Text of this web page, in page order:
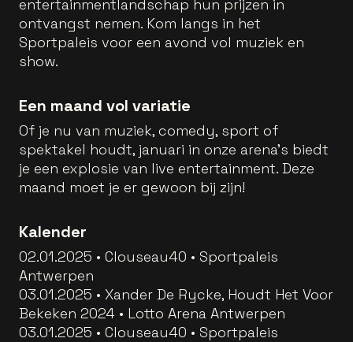
entertainmentlandschap hun prijzen in
ontvangst nemen. Kom langs in het
Sportpaleis voor een avond vol muziek en
show.
Een maand vol variatie
Of je nu van muziek, comedy, sport of
spektakel houdt, januari in onze arena’s biedt
je een explosie van live entertainment. Deze
maand moet je er gewoon bij zijn!
Kalender
02.01.2025 • Clouseau40 • Sportpaleis
Antwerpen
03.01.2025 • Xander De Rycke, Houdt Het Voor
Bekeken 2024 • Lotto Arena Antwerpen
03.01.2025 • Clouseau40 • Sportpaleis